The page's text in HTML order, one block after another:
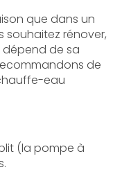
que dans un
rénover,
dépend de sa
de
eau
(la pompe à